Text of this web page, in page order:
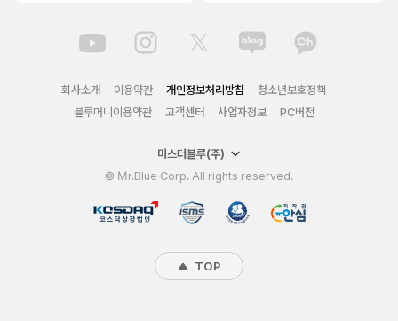
회사소개 이용약관 개인정보처리방침
청소년보호정책
블루머니이용약관
고객센터 사업자정보 PC버전
미스터블루(주)
© Mr.Blue Corp. All rights reserved.
TOP